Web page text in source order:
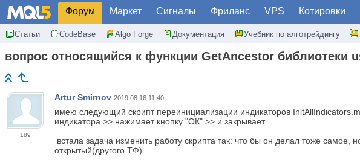
Форум Маркет Сигналы Фриланс VPS Котировки
Статьи CodeBase Algo Forge Документация Учебник по алготрейдингу
вопрос относящийся к функции GetAncestor библиотеки
189
Artur Smirnov 2019.08.16 11:40
имею следующий скрипт переинициализации индикаторов
индикатора >> нажимает кнопку "ОК" >> и закрывает.
встала задача изменить работу скрипта так: что бы он делал тоже
открытый(другого ТФ).